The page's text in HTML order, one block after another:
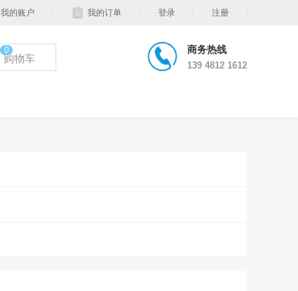
我的账户 我的订单 登录 注册
购物车
0 商务热线
139 4812 1612